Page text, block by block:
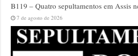
B119 – Quatro sepultamentos em Assis
7 de agosto de 2026